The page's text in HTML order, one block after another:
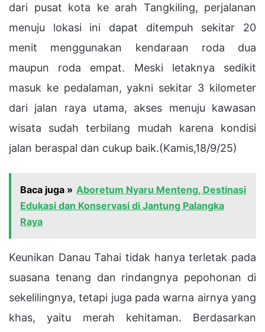
dari pusat kota ke arah Tangkiling, perjalanan
menuju lokasi ini dapat ditempuh sekitar 20
menit menggunakan kendaraan roda dua
maupun roda empat. Meski letaknya sedikit
masuk ke pedalaman, yakni sekitar 3 kilometer
dari jalan raya utama, akses menuju kawasan
wisata sudah terbilang mudah karena kondisi
jalan beraspal dan cukup baik.(Kamis,18/9/25)
Baca juga » Aboretum Nyaru Menteng, Destinasi
Edukasi dan Konservasi di Jantung Palangka
Raya
Keunikan Danau Tahai tidak hanya terletak pada
suasana tenang dan rindangnya pepohonan di
sekelilingnya, tetapi juga pada warna airnya yang
khas, yaitu merah kehitaman. Berdasarkan